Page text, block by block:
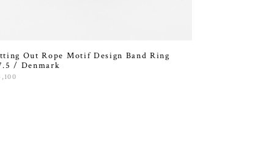
Out Rope Motif Design Band Ring
/ Denmark